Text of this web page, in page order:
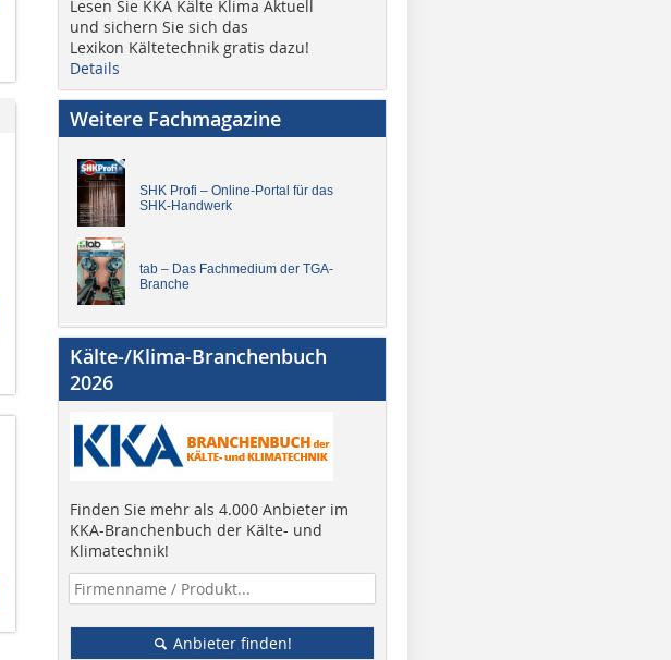
Lesen Sie KKA Kälte Klima Aktuell
und sichern Sie sich das
Lexikon Kältetechnik gratis dazu!
Details
Weitere Fachmagazine
SHK Profi – Online-Portal für das
SHK-Handwerk
tab – Das Fachmedium der TGA-
Branche
Kälte-/Klima-Branchenbuch
2026
Finden Sie mehr als 4.000 Anbieter im
KKA-Branchenbuch der Kälte- und
Klimatechnik!
Anbieter finden!